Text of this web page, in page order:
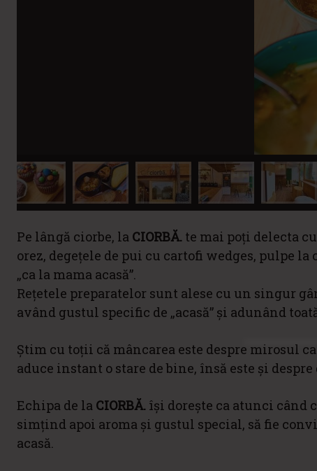
Pe lângă ciorbe, la CIORBĂ. te mai poți delecta
orez, degețele de pui cu cartofi wedges, pulpe
„ca la mama acasă”.
Rețetele preparatelor sunt alese cu un singur
având gustul specific de „acasă” și adunând
Știm cu toții că mâncarea este despre mirosul
aduce instant o stare de bine, însă este și
Echipa de la CIORBĂ. își dorește ca atunci când
simțind apoi aroma și gustul special, să fie
acasă.